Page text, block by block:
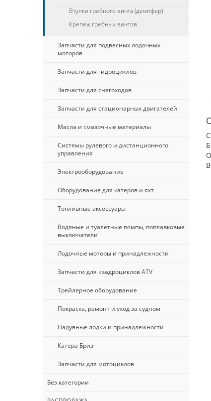
Втулки гребного винта (демпфер)
Крепеж гребных винтов
Запчасти для подвесных лодочных
моторов
Запчасти для гидроциклов
Запчасти для снегоходов
Запчасти для стационарных двигателей
Масла и смазочные материалы
Системы рулевого и дистанционного
управления
Электрооборудование
Оборудование для катеров и яхт
Топливные аксессуары
Водяные и туалетные помпы, поплавковые
выключатели
Лодочные моторы и принадлежности
Запчасти для квадроциклов ATV
Трейлерное оборудование
Покраска, ремонт и уход за судном
Надувные лодки и принадлежности
Катера Бриз
Запчасти для мотоциклов
Без категории